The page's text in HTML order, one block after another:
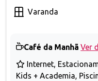
Varanda
Café da Manhã Ver
Internet,
Kids + Academia,